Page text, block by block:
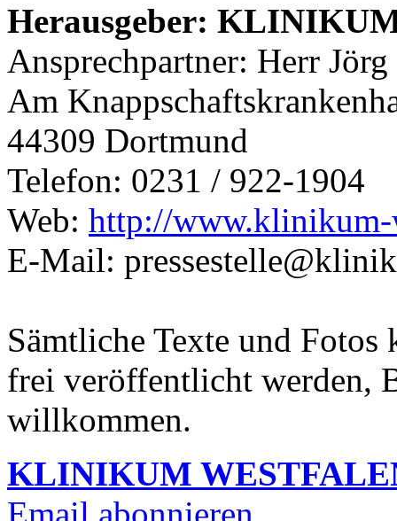
Herausgeber:
Ansprechpartner: Herr
Am
44309 Dortmund
Telefon: 0231 / 922-1904
Web: http://www.klinikum-
E-Mail:
Sämtliche Texte und Fotos
frei veröffentlicht werden,
willkommen.
KLINIKUM
Email abonnieren